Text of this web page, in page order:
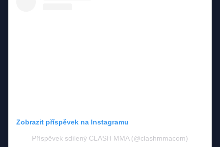
Zobrazit příspěvek na Instagramu
Příspěvek sdílený CLASH MMA (@clashmmacom)